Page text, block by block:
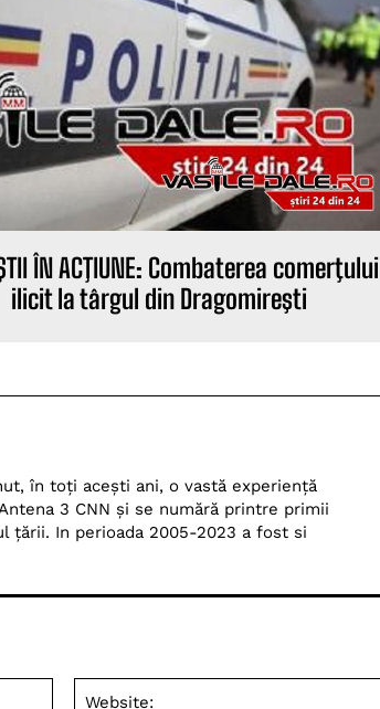
ÎN ACŢIUNE: Combaterea comerţului
ilicit la târgul din Dragomireşti
în toți acești ani, o vastă experiență
3 CNN și se numără printre primii
țării. In perioada 2005-2023 a fost si